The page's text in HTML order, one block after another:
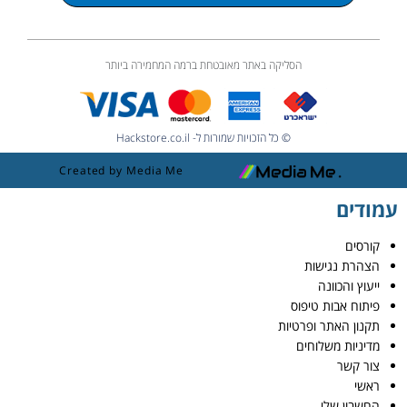
הסליקה באתר מאובטחת ברמה המחמירה ביותר
© כל הזכויות שמורות ל- Hackstore.co.il
Created by Media Me
עמודים
קורסים
הצהרת נגישות
ייעוץ והכוונה
פיתוח אבות טיפוס
תקנון האתר ופרטיות
מדיניות משלוחים
צור קשר
ראשי